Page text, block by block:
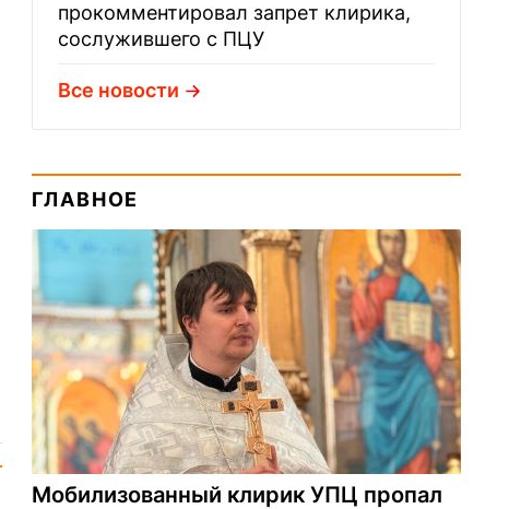
прокомментировал запрет клирика,
сослужившего с ПЦУ
Все новости
ГЛАВНОЕ
Мобилизованный клирик УПЦ пропал